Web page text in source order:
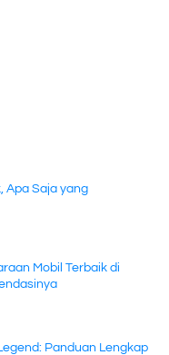
Apa Saja yang
Mobil Terbaik di
Panduan Lengkap